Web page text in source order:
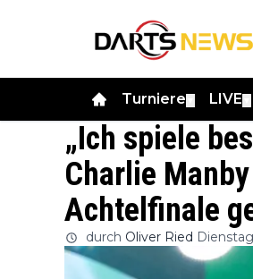
Turniere LIVE
„Ich spiele
Charlie
Achtelfinale
durch Oliver Ried